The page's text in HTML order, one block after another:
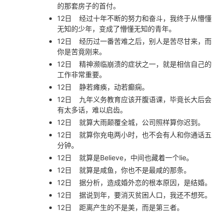
的那套房子的首付。
12日
经过十年不断的努力和奋斗，我终于从懵懂
无知的少年，变成了懵懂无知的青年。
12日
经历过一番苦难之后，别人是苦尽甘来，而
你是苦竟刚来。
12日
精神濒临崩溃的症状之一，就是相信自己的
工作非常重要。
12日
静若瘫痪，动若癫痫。
12日
九年义务教育应该开腹语课，毕竟长大后会
有太多话，难以启齿。
12日
就算大雨颠覆全城，公司照样算你迟到。
12日
就算你充电两小时，也不会有人和你通话五
分钟。
12日
就算是Believe，中间也藏着一个lie。
12日
就算是咸鱼，你也不是最咸的那条。
12日
据分析，造成婚外恋的根本原因，是结婚。
12日
据说到年，要消灭贫困人口，我还不想死。
12日
距离产生的不是美，而是第三者。